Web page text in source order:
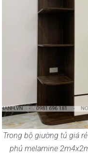
Trong bộ giường tủ giá
phủ melamine